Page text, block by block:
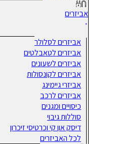
אביזרים
אביזרים לסלולר
אביזרים לטאבלטים
אביזרים לשעונים
אביזרים לקונסולות
אביזרי גיימינג
אביזרים לרכב
כיסויים ומגנים
סוללות גיבוי
דיסק און קי וכרטיסי זיכרון
לכל האביזרים